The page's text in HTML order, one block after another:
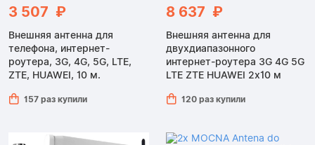
3 507 ₽
Внешняя антенна для
телефона, интернет-
роутера, 3G, 4G, 5G, LTE,
ZTE, HUAWEI, 10 м.
157 раз купили
8 637 ₽
Внешняя антенна для
двухдиапазонного
интернет-роутера 3G 4G 5G
LTE ZTE HUAWEI 2x10 м
120 раз купили